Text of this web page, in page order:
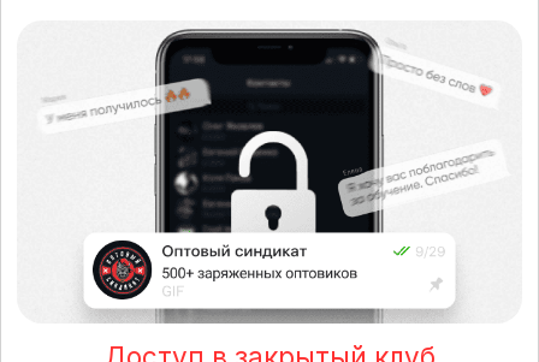
Ищете схему старта бизнеса
без вложений
Хотите зарабатывать на
оптовых сделках удаленно
Получить результат, не
увольняясь с работы
Избежать рисков - без закупок
товара и аренды складов
Не готовы сразу регистрировать
юр. лицо для бизнеса
Нет опыта в бизнесе
на доход 180 тыс. в месяц.